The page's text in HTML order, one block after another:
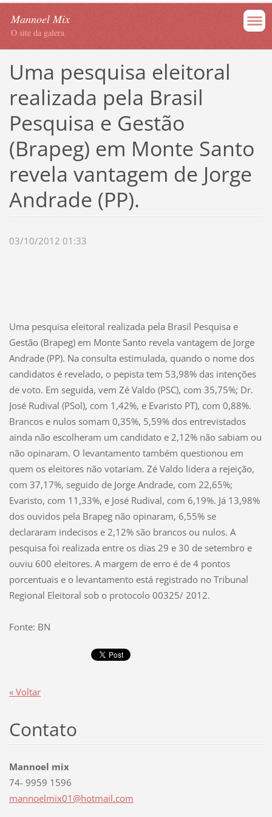
Mannoel Mix
O site da galera
Uma pesquisa eleitoral
realizada pela Brasil
Pesquisa e Gestão
(Brapeg) em Monte Santo
revela vantagem de Jorge
Andrade (PP).
03/10/2012 01:33
Uma pesquisa eleitoral realizada pela Brasil Pesquisa e
Gestão (Brapeg) em Monte Santo revela vantagem de Jorge
Andrade (PP). Na consulta estimulada, quando o nome dos
candidatos é revelado, o pepista tem 53,98% das intenções
de voto. Em seguida, vem Zé Valdo (PSC), com 35,75%; Dr.
José Rudival (PSol), com 1,42%, e Evaristo PT), com 0,88%.
Brancos e nulos somam 0,35%, 5,59% dos entrevistados
ainda não escolheram um candidato e 2,12% não sabiam ou
não opinaram. O levantamento também questionou em
quem os eleitores não votariam. Zé Valdo lidera a rejeição,
com 37,17%, seguido de Jorge Andrade, com 22,65%;
Evaristo, com 11,33%, e José Rudival, com 6,19%. Já 13,98%
dos ouvidos pela Brapeg não opinaram, 6,55% se
declararam indecisos e 2,12% são brancos ou nulos. A
pesquisa foi realizada entre os dias 29 e 30 de setembro e
ouviu 600 eleitores. A margem de erro é de 4 pontos
porcentuais e o levantamento está registrado no Tribunal
Regional Eleitoral sob o protocolo 00325/ 2012.
Fonte: BN
« Voltar
Contato
Mannoel mix
74- 9959 1596
mannoelmix01@hotmail.com